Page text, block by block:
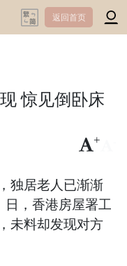
返回首页
惊见倒卧床
+
独居老人已渐渐
，香港房屋署工
未料却发现对方